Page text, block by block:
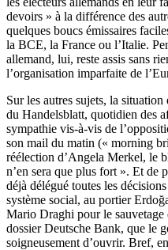
devoirs » à la différence des
quelques boucs émissaires
la BCE, la France ou l’Italie.
allemand, lui, reste assis sans
l’organisation imparfaite de
Sur les autres sujets, la
du Handelsblatt, quotidien des
sympathie vis-à-vis de
son mail du matin (« morning
réélection d’Angela Merkel, le
n’en sera que plus fort ». Et de
déjà délégué toutes les
système social, au portier
Mario Draghi pour le
dossier Deutsche Bank, que le
soigneusement d’ouvrir. Bref,